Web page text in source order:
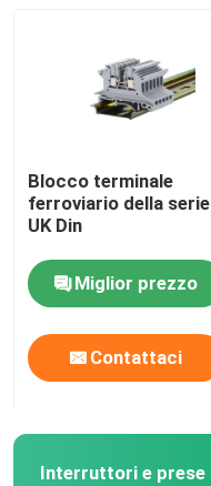
Blocco terminale
ferroviario della serie
UK Din
Miglior prezzo
Contattaci